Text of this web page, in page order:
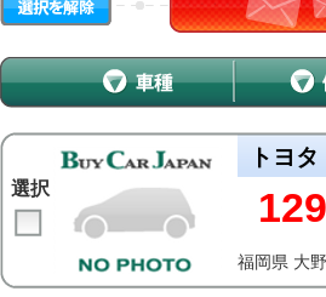
選択
トヨタ
福岡県 大